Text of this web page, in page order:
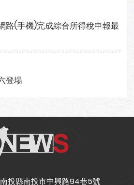
路(手機)完成綜合所得稅申報最
登場
南投縣南投市中興路94巷5號